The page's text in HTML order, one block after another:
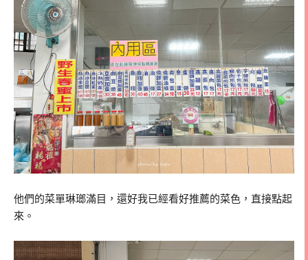
他們的菜單琳瑯滿目，還好我已經看好推薦的菜色，直接點起
來。